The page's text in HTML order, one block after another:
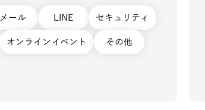
メール LINE セキュリティ
オンラインイベント その他